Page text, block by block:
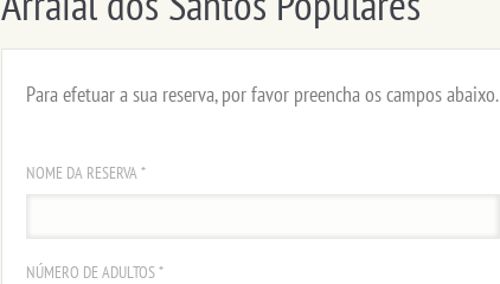
Para efetuar a sua reserva, por favor preencha os campos abaixo.
NOME DA RESERVA *
NÚMERO DE ADULTOS *